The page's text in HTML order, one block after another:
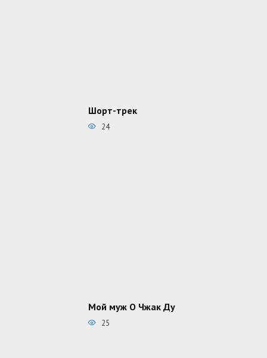
Шорт-трек
24
Мой муж О Чжак Ду
25